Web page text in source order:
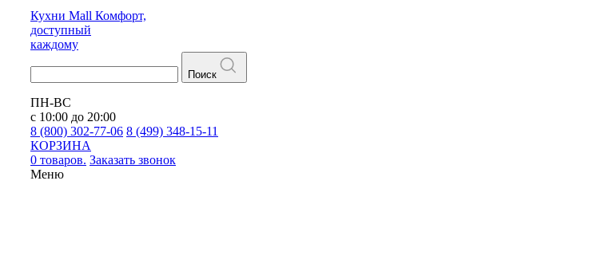
Кухни Mall Комфорт,
доступный
каждому
Поиск
ПН-ВС
с 10:00 до 20:00
8 (800) 302-77-06 8 (499) 348-15-11
КОРЗИНА
0 товаров. Заказать звонок
Меню